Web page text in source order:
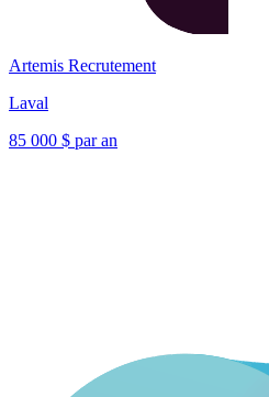
Artemis Recrutement
Laval
85 000 $ par an